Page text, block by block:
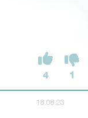
4 1
18.08.23